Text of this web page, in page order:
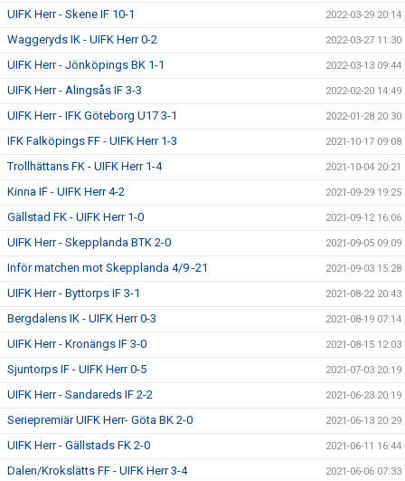
UIFK Herr - Skene IF 10-1 2022-03-29 20:14
Waggeryds IK - UIFK Herr 0-2 2022-03-27 11:30
UIFK Herr - Jönköpings BK 1-1 2022-03-13 09:44
UIFK Herr - Alingsås IF 3-3 2022-02-20 14:49
UIFK Herr - IFK Göteborg U17 3-1 2022-01-28 20:30
IFK Falköpings FF - UIFK Herr 1-3 2021-10-17 09:08
Trollhättans FK - UIFK Herr 1-4 2021-10-04 20:21
Kinna IF - UIFK Herr 4-2 2021-09-29 19:25
Gällstad FK - UIFK Herr 1-0 2021-09-12 16:06
UIFK Herr - Skepplanda BTK 2-0 2021-09-05 09:09
Inför matchen mot Skepplanda 4/9 -21 2021-09-03 15:28
UIFK Herr - Byttorps IF 3-1 2021-08-22 20:43
Bergdalens IK - UIFK Herr 0-3 2021-08-19 07:14
UIFK Herr - Kronängs IF 3-0 2021-08-15 12:03
Sjuntorps IF - UIFK Herr 0-5 2021-07-03 20:19
UIFK Herr - Sandareds IF 2-2 2021-06-23 20:19
Seriepremiär UIFK Herr- Göta BK 2-0 2021-06-13 20:29
UIFK Herr - Gällstads FK 2-0 2021-06-11 16:44
Dalen/Krokslätts FF - UIFK Herr 3-4 2021-06-06 07:33